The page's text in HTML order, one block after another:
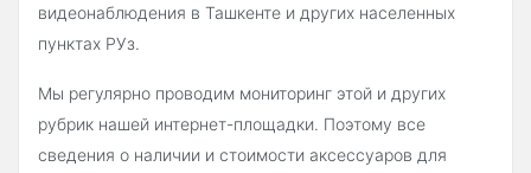
видеонаблюдения в Ташкенте и других населенных
пунктах РУз.
Мы регулярно проводим мониторинг этой и других
рубрик нашей интернет-площадки. Поэтому все
сведения о наличии и стоимости аксессуаров для